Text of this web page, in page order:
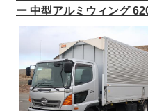
ー 中型アルミウィング
りパック施工済み！★